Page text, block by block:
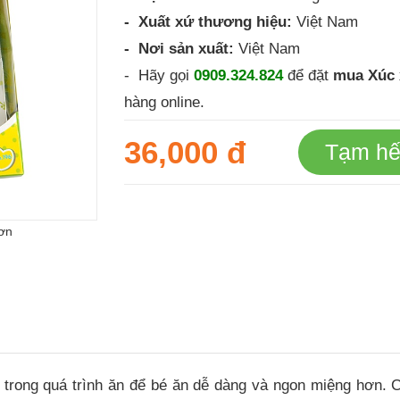
- Xuất xứ thương hiệu: Việt Nam
- Nơi sản xuất: Việt Nam
- Hãy gọi 0909.324.824để đặt mua Xúc
hàng online.
36,000 đ Tạm
quá trình ăn để bé ăn dễ dàng và ngon miệng hơn.